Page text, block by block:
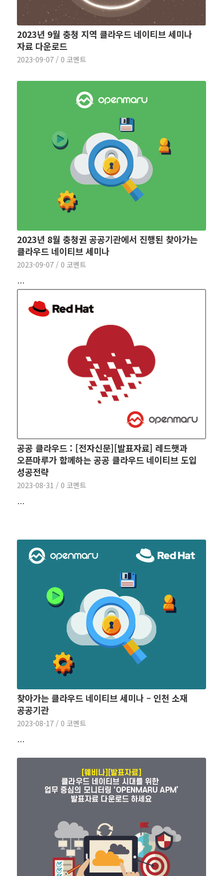
2023년 9월 충청 지역 클라우드 네이티브 세미나
자료 다운로드
2023-09-07 / 0 코멘트
2023년 8월 충청권 공공기관에서 진행된 찾아가는
클라우드 네이티브 세미나
2023-09-07 / 0 코멘트
…
공공 클라우드 : [전자신문][발표자료] 레드햇과
오픈마루가 함께하는 공공 클라우드 네이티브 도입
성공전략
2023-08-31 / 0 코멘트
…
찾아가는 클라우드 네이티브 세미나 – 인천 소재
공공기관
2023-08-17 / 0 코멘트
…